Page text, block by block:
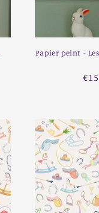
Papier peint -